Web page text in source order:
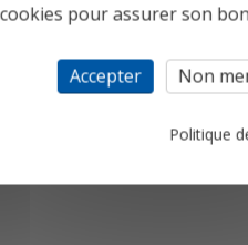
pour assurer son
Accepter Non
Politique